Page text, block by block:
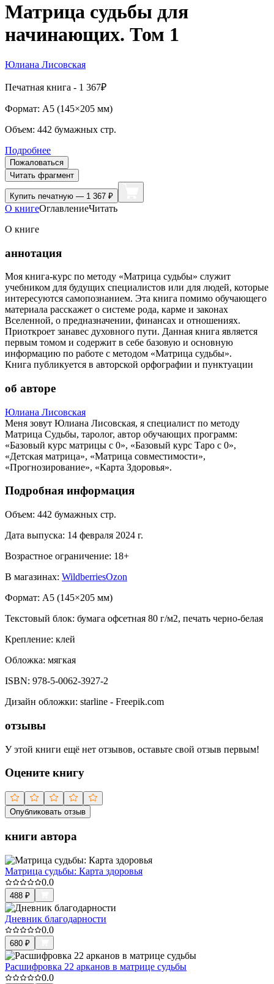
Матрица судьбы для
начинающих. Том 1
Юлиана Лисовская
Печатная книга - 1 367₽
Формат: A5 (145×205 мм)
Объем: 442 бумажных стр.
Подробнее
Пожаловаться
Читать фрагмент
Купить печатную — 1 367 ₽
О книгеОглавлениеЧитать
О книге
аннотация
Моя книга-курс по методу «Матрица судьбы» служит
учебником для будущих специалистов или для людей, которые
интересуются самопознанием. Эта книга помимо обучающего
материала расскажет о системе рода, карме и законах
Вселенной, о предназначении, финансах и отношениях.
Приоткроет занавес духовного пути. Данная книга является
первым томом и содержит в себе базовую и основную
информацию по работе с методом «Матрица судьбы».
Книга публикуется в авторской орфографии и пунктуации
об авторе
Юлиана Лисовская
Меня зовут Юлиана Лисовская, я специалист по методу
Матрица Судьбы, таролог, автор обучающих программ:
«Базовый курс матрицы с 0», «Базовый курс Таро с 0»,
«Детская матрица», «Матрица совместимости»,
«Прогнозирование», «Карта Здоровья».
Подробная информация
Объем: 442 бумажных стр.
Дата выпуска: 14 февраля 2024 г.
Возрастное ограничение: 18+
В магазинах: WildberriesOzon
Формат: A5 (145×205 мм)
Текстовый блок: бумага офсетная 80 г/м2, печать черно-белая
Крепление: клей
Обложка: мягкая
ISBN: 978-5-0062-3927-2
Дизайн обложки: starline - Freepik.com
отзывы
У этой книги ещё нет отзывов, оставьте свой отзыв первым!
Оцените книгу
Опубликовать отзыв
книги автора
Матрица судьбы: Карта здоровья
0.0
488 ₽
Дневник благодарности
0.0
680 ₽
Расшифровка 22 арканов в матрице судьбы
0.0